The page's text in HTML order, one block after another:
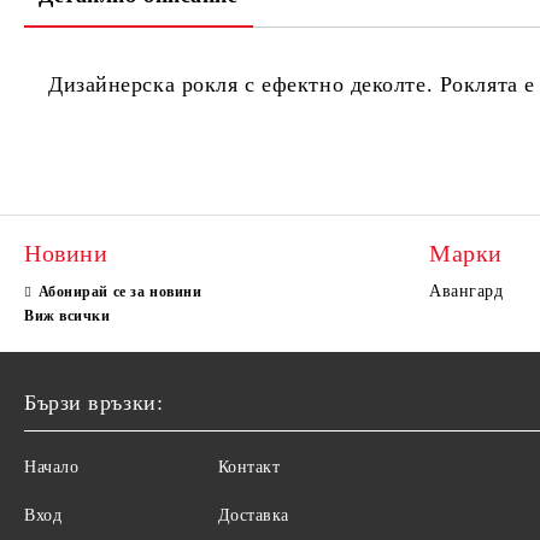
Дизайнерска рокля с ефектно деколте. Роклята
Новини
Абонирай се за новини
Виж всички
Марки
Авангард
Бързи връзки:
Начало
Вход
Контакт
Доставка